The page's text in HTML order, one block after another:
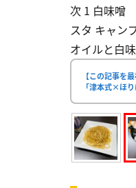
次 1 白味噌
スタ キャン
オイルと白
【この記事を
「津本式×ほ